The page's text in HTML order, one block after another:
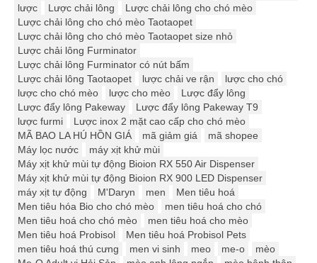
lược
Lược chải lông
Lược chải lông cho chó mèo
Lược chải lông cho chó mèo Taotaopet
Lược chải lông cho chó mèo Taotaopet size nhỏ
Lược chải lông Furminator
Lược chải lông Furminator có nút bấm
Lược chải lông Taotaopet
lược chải ve rận
lược cho chó
lược cho chó mèo
lược cho mèo
Lược đẩy lông
Lược đẩy lông Pakeway
Lược đẩy lông Pakeway T9
lược furmi
Lược inox 2 mặt cao cấp cho chó mèo
MÃ BAO LA HÚ HỒN GIÁ
mã giảm giá
mã shopee
Máy lọc nước
máy xịt khử mùi
Máy xịt khử mùi tự động Bioion RX 550 Air Dispenser
Máy xịt khử mùi tự động Bioion RX 900 LED Dispenser
máy xịt tự động
M'Daryn men
Men tiêu hoá
Men tiêu hóa Bio cho chó mèo
men tiêu hoá cho chó
Men tiêu hoá cho chó mèo
men tiêu hoá cho mèo
Men tiêu hoá Probisol
Men tiêu hoá Probisol Pets
men tiêu hoá thú cưng
men vi sinh meo me-o
mèo